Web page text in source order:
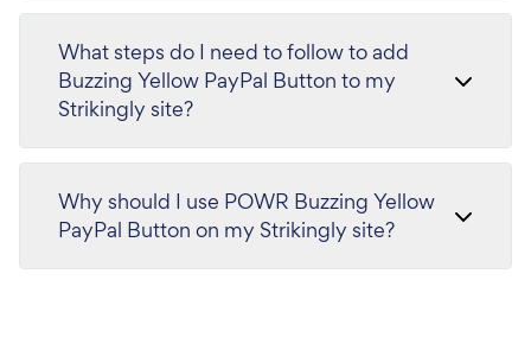
What steps do I need to follow to add
Buzzing Yellow PayPal Button to my
Strikingly site?
Why should I use POWR Buzzing Yellow
PayPal Button on my Strikingly site?